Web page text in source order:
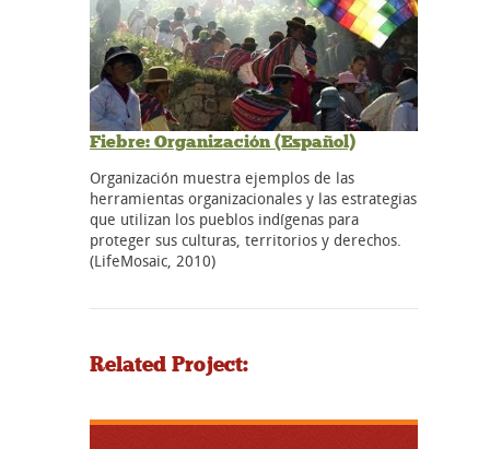
Fiebre: Organización (Español)
Organización muestra ejemplos de las
herramientas organizacionales y las estrategias
que utilizan los pueblos indígenas para
proteger sus culturas, territorios y derechos.
(LifeMosaic, 2010)
Related Project: